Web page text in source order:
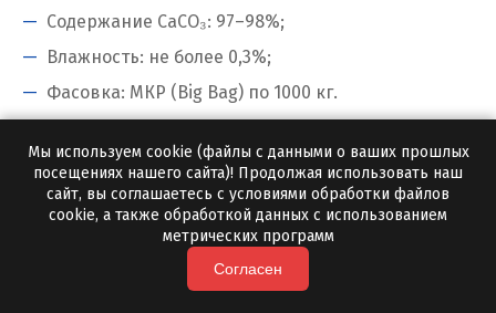
Ялуторовск
Содержание CaCO₃: 97–98%;
Влажность: не более 0,3%;
Фасовка: МКР (Big Bag) по 1000 кг.
Микрокальцит 500 мкм цена и
условия поставки
Цена зависит от объема партии и региона
поставки. Минимальная отгрузка с нашей
доставкой — от 10 тонн.
Мы используем cookie (файлы с данными о ваших прошлых
посещениях нашего сайта)! Продолжая использовать наш
сайт, вы соглашаетесь с условиями обработки файлов
cookie, а также обработкой данных с использованием
метрических программ
Согласен